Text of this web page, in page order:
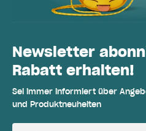
Newsletter
Rabatt erhalten!
Sei immer informiert über
und Produktneuheiten